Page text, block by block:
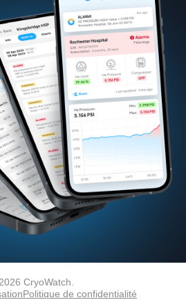
CryoWatch.
Politique de confidentialité